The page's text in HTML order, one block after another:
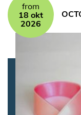
from
18 okt
2026